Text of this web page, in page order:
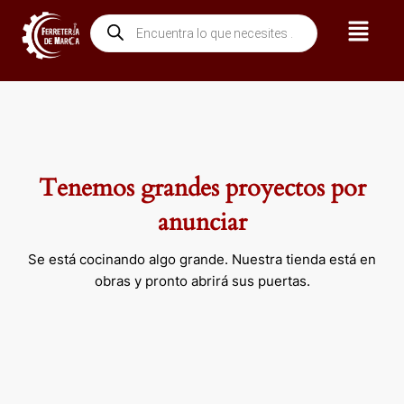
contenido
Búsqueda
de
productos
Menú
Tenemos grandes proyectos por
anunciar
Se está cocinando algo grande. Nuestra tienda está en
obras y pronto abrirá sus puertas.